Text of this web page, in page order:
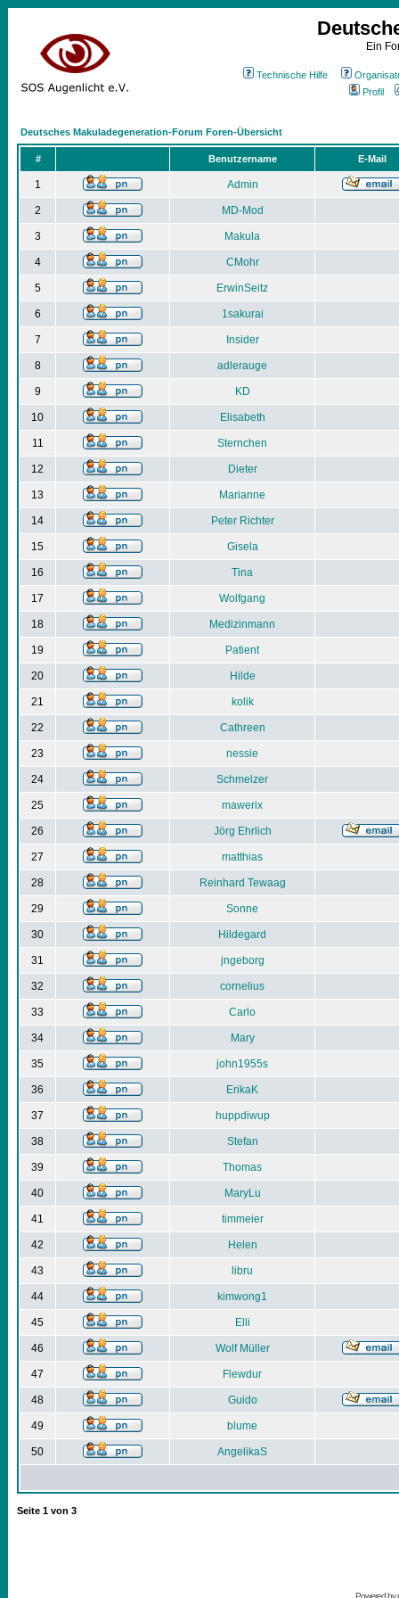
Ein
Technische Hilfe
Profil
Deutsches Makuladegeneration-Forum Foren-Übersicht
# Benutzername E-Mail
1 Admin
2 MD-Mod
3 Makula
4 CMohr
5 ErwinSeitz
6 1sakurai
7 Insider
8 adlerauge
9 KD
10 Elisabeth
11 Sternchen
12 Dieter
13 Marianne
14 Peter Richter
15 Gisela
16 Tina
17 Wolfgang
18 Medizinmann
19 Patient
20 Hilde
21 kolik
22 Cathreen
23 nessie
24 Schmelzer
25 mawerix
26 Jörg Ehrlich
27 matthias
28 Reinhard Tewaag
29 Sonne
30 Hildegard
31 jngeborg
32 cornelius
33 Carlo
34 Mary
35 john1955s
36 ErikaK
37 huppdiwup
38 Stefan
39 Thomas
40 MaryLu
41 timmeier
42 Helen
43 libru
44 kimwong1
45 Elli
46 Wolf Müller
47 Flewdur
48 Guido
49 blume
50 AngelikaS
Seite 1 von 3
Powered by